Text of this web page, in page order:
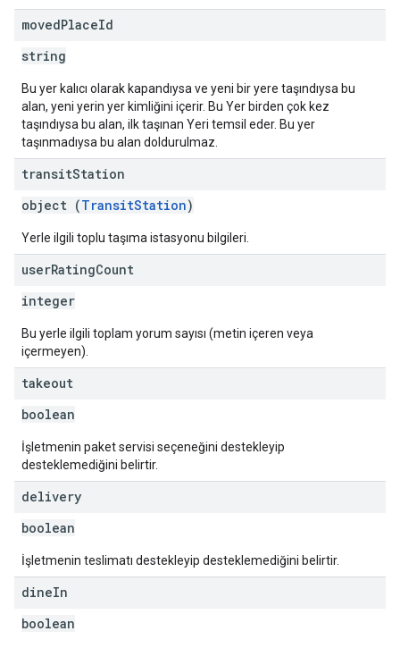
movedPlaceId
string
Bu yer kalıcı olarak kapandıysa ve yeni bir yere taşındıysa bu
alan, yeni yerin yer kimliğini içerir. Bu Yer birden çok kez
taşındıysa bu alan, ilk taşınan Yeri temsil eder. Bu yer
taşınmadıysa bu alan doldurulmaz.
transitStation
object (TransitStation)
Yerle ilgili toplu taşıma istasyonu bilgileri.
userRatingCount
integer
Bu yerle ilgili toplam yorum sayısı (metin içeren veya
içermeyen).
takeout
boolean
İşletmenin paket servisi seçeneğini destekleyip
desteklemediğini belirtir.
delivery
boolean
İşletmenin teslimatı destekleyip desteklemediğini belirtir.
dineIn
boolean